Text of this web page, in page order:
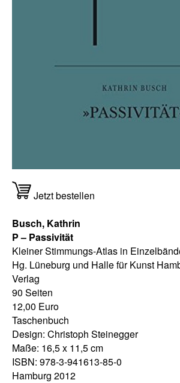
Jetzt bestellen
Busch, Kathrin
P – Passivität
Kleiner Stimmungs-Atlas in
Hg. Lüneburg und Halle für Kunst
Verlag
90 Seiten
12,00 Euro
Taschenbuch
Design: Christoph Steinegger
Maße: 16,5 x 11,5 cm
ISBN: 978-3-941613-85-0
Hamburg 2012